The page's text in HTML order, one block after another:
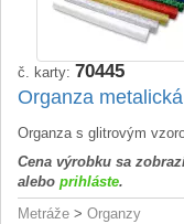
č. karty: 70445
Organza
Organza s glitrovým
Cena výrobku sa
alebo prihláste.
Metráže > Organzy